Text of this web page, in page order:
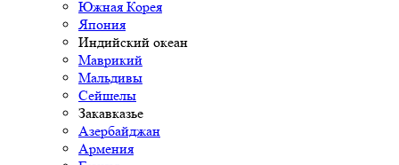
Южная Корея
Япония
Индийский океан
Маврикий
Мальдивы
Сейшелы
Закавказье
Азербайджан
Армения